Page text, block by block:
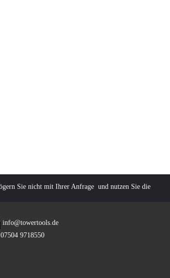
Sie nicht mit Ihrer Anfrage und nutzen Sie die
info@towertools.de
07504 9718550